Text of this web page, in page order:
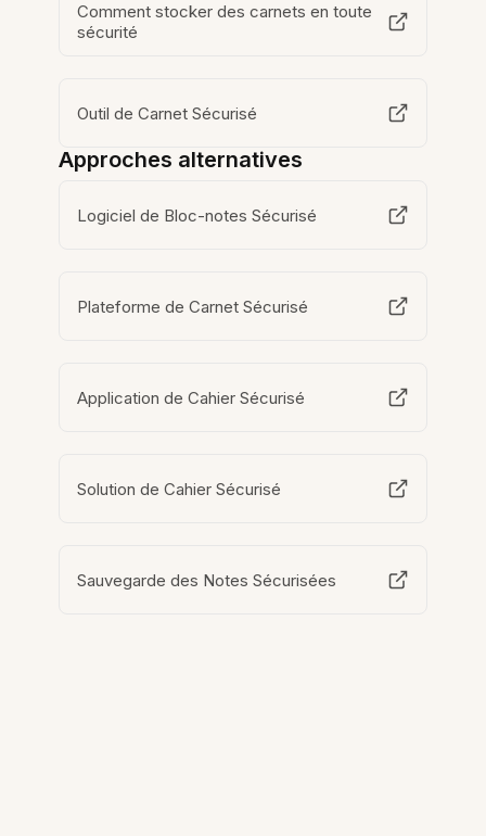
Comment stocker des carnets en toute
sécurité
Outil de Carnet Sécurisé
Approches alternatives
Logiciel de Bloc-notes Sécurisé
Plateforme de Carnet Sécurisé
Application de Cahier Sécurisé
Solution de Cahier Sécurisé
Sauvegarde des Notes Sécurisées